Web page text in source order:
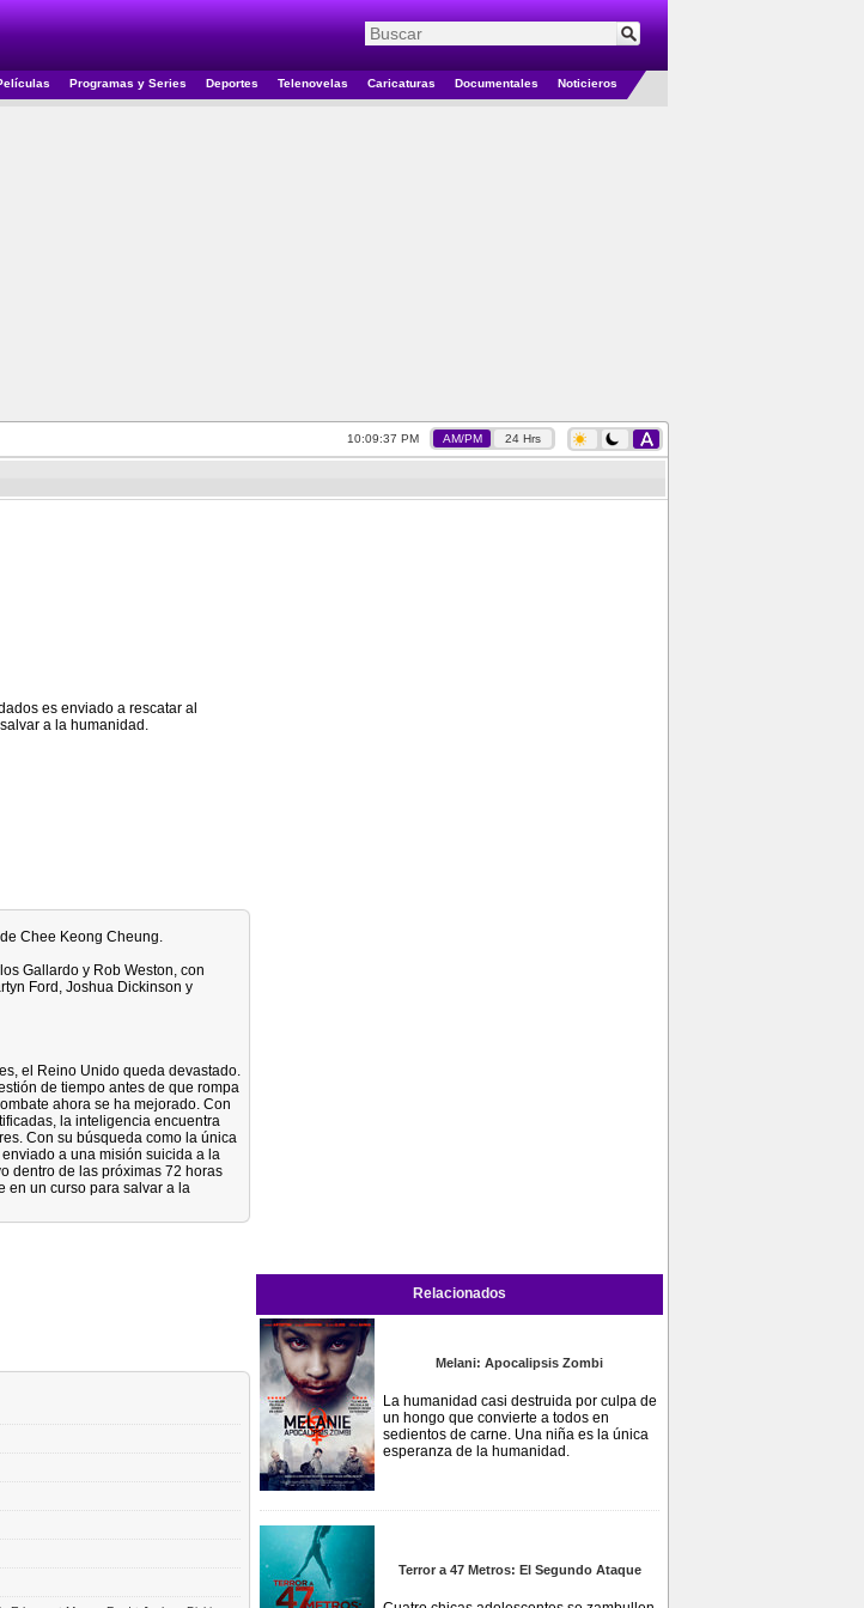
Programas y Series Deportes Telenovelas Caricaturas Documentales Noticieros
10:09:38 PM AM/PM 24 Hrs
es enviado a rescatar al
a la humanidad.
Chee Keong Cheung.
Gallardo y Rob Weston, con
Ford, Joshua Dickinson y
el Reino Unido queda devastado.
de tiempo antes de que rompa
ahora se ha mejorado. Con
la inteligencia encuentra
Con su búsqueda como la única
a una misión suicida a la
dentro de las próximas 72 horas
en un curso para salvar a la
Relacionados
Melani: Apocalipsis Zombi
La humanidad casi destruida por culpa de
un hongo que convierte a todos en
sedientos de carne. Una niña es la única
esperanza de la humanidad.
Terror a 47 Metros: El Segundo Ataque